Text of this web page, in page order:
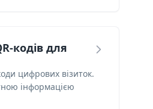
кодів для
цифрових візиток.
інформацією